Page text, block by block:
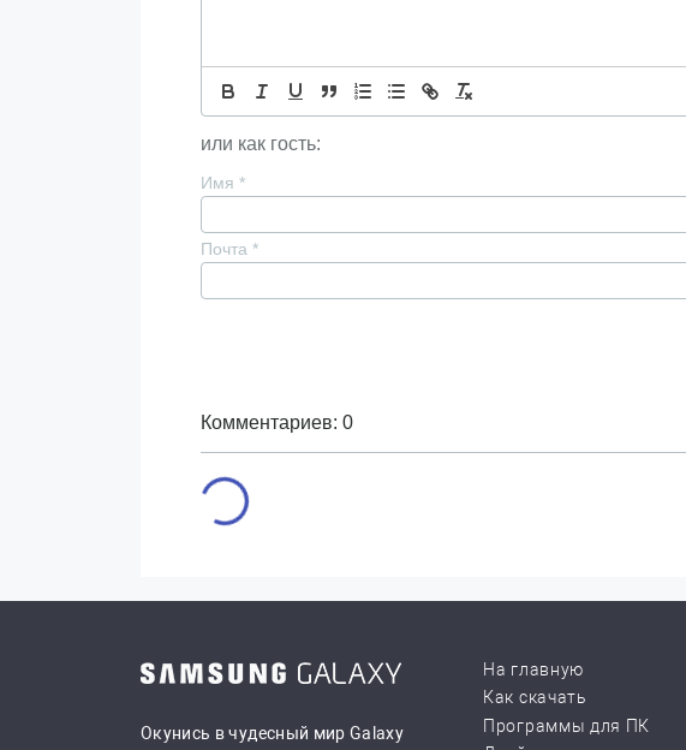
или как гость:
Имя *
Почта *
Комментариев: 0
Окунись в чудесный мир Galaxy
На главную
Как скачать
Программы для ПК